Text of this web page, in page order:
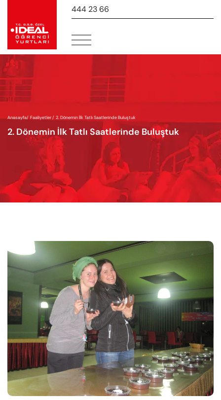
444 23 66
Anasayfa/ Faaliyetler / 2. Dönemin İlk Tatlı Saatlerinde Buluştuk
2. Dönemin İlk Tatlı Saatlerinde Buluştuk